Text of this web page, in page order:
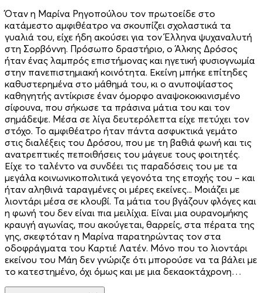
Όταν η Μαρίνα Ρηγοπούλου τον πρωτοείδε στο
κατάμεστο αμφιθέατρο να σκουπίζει σχολαστικά τα
γυαλιά του, είχε ήδη ακούσει για τον Έλληνα ψυχαναλυτή
στη Σορβόννη. Πρόσωπο δραστήριο, ο Άλκης Δρόσος
ήταν ένας λαμπρός επιστήμονας και ηγετική φυσιογνωμία
στην πανεπιστημιακή κοινότητα. Εκείνη μπήκε επίτηδες
καθυστερημένα στο μάθημά του, κι ο ανυποψίαστος
καθηγητής αντίκρισε έναν όμορφο αναψοκοκκινισμένο
σίφουνα, που σήκωσε τα πράσινα μάτια του και τον
σημάδεψε. Μέσα σε λίγα δευτερόλεπτα είχε πετύχει τον
στόχο. Το αμφιθέα­τρο ήταν πάντα ασφυκτικά γεμάτο
στις διαλέξεις του Δρόσου, που με τη βαθιά φωνή και τις
ανατρεπτικές πεποιθήσεις του μάγευε τους φοιτητές.
Είχε το ταλέντο να συνδέει τις παραδόσεις του με τα
μεγάλα κοινωνικοπολιτικά γεγονότα της εποχής του – και
ήταν αληθινά ταραγμένες οι μέρες εκείνες... Μοιάζει με
λιοντάρι μέσα σε κλουβί. Τα μάτια του βγάζουν φλόγες και
η φωνή του δεν είναι πια μειλίχια. Είναι μια ουρανομήκης
κραυγή αγωνίας, που ακούγεται, θαρρείς, στα πέρατα της
γης, σκεφτόταν η Μαρίνα παρατηρώντας τον στα
οδοφράγματα του Καρτιέ Λατέν. Μόνο που το λιοντάρι
εκείνου του Μάη δεν γνώριζε ότι μπορούσε να τα βάλει με
το κατεστημένο, όχι όμως και με μια δεκαοκτάχρονη…